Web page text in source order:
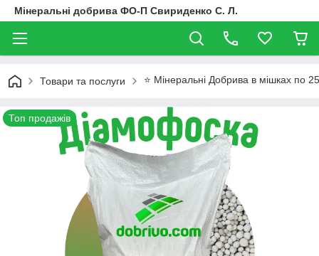
Мінеральні добрива ФО-П Свириденко С. Л.
Товари та послуги ⭐ Мінеральні Добрива в мішках по
Топ продажів